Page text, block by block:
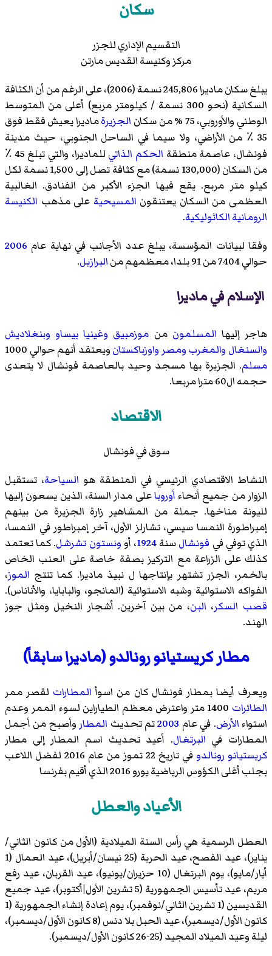
سكان
التقسيم الإداري للجزر
مركز وكنيسة القديس مارتن
يبلغ سكان ماديرا 245,806 نسمة (2006)، على الرغم من أن الكثافة
السكانية (نحو 300 نسمة / كيلومتر مربع) أعلى من المتوسط
الوطني والأوروبي، 75 % من سكان
الجزيرةماديرا يعيش فقط فوق
35 ٪ من الأراضي، ولا سيما في الساحل الجنوبي، حيث مدينة
فونشال، عاصمة منطقة الحكم الذاتي
للماديرا، والتي تبلغ 45 ٪
من السكان (130,000 نسمة) مع كثافة تصل إلى 1,500 نسمة لكل
كيلو متر مربع. يقع فيها الجزء الأكبر من الفنادق. الغالبية
العظمى من السكان يعتنقون المسيحية على مذهب الكنيسة
الرومانية الكاثوليكية.
وفقا لبيانات المؤسسة، يبلغ عدد الأجانب في نهاية عام 2006
حوالي 7404 من 91 بلدا، معظمهم من
البرازيل.
الإسلام في ماديرا
هاجر إليها المسلمون من موزمبيق وغينيا بيساو وبنغلاديش
والسنغال والمغربومصر واوزباكستانويعتقد أنهم حوالي 1000
مسلم. الجزيرة بها مسجد وحيد بالعاصمة فونشال لا يتعدى
حجمه ال60 مترا مربعا.
الاقتصاد
سوق في فونشال
النشاط الاقتصادي الرئيسي في المنطقة هو السياحة، تستقبل
الزوار من جميع أنحاء أوروباعلى مدار السنة، الذين يسعون إليها
لليونة مناخها. جملة من المشاهير زارة الجزيرة من بينهم
إمبراطورة النمسا سيسي، تشارلز الأول، آخر إمبراطور في النمسا،
الذي توفي في فونشالسنة1924، أو ونستون تشرشل. كما تعتمد
كذلك على الزراعة مع التركيز بصفة خاصة على العنب الخاص
بالخمر، الجزر تشتهر بإنتاجها ل نبيذ ماديرا. كما تنتج الموز،
الفواكه الاستوائية وشبه الاستوائية (المانجو، والبابايا، والأناناس).
قصب السكر، البن، من بين آخرين. أشجار النخيل ومثل جوز
الهند.
مطار كريستيانو رونالدو (ماديرا سابقاً)
ويعرف أيضا بمطار فونشال كان من اسوأالمطارات لقصر ممر
الطائرات
1400 متر واعترض معظم الطياراين لسوء الممر وعدم
استواء الأرض. في عام 2003تم تحديث المطار وأصبح من أجمل
المطارات في البرتغال. أعيد تحديث اسم المطار إلى مطار
كريستيانو رونالدو
في تاريخ 22 تموز من عام 2016 لفضل اللاعب
بجلب أغلى الكؤوس الرياضيةيورو 2016 الذي أقيم بفرنسا
الأعياد والعطل
العطل الرسمية هي رأس السنة الميلادية (الأول من كانون الثاني/
يناير)، عيد الفصح، عيد الحرية (25 نيسان/أبريل)، عيد العمال (1
أيار/مايو)، يوم البرتغال (10 حزيران/يونيو)، عيد القربان، عيد رفع
مريم، عيد تأسيس الجمهورية (5 تشرين الأول|أكتوبر)، عيد جميع
القديسين (1 تشرين الثاني/نوفمبر)، يوم إعادة إنشاء الجمهورية (1
كانون الأول/ديسمبر)، عيد الحبل بلا دنس (8 كانون الأول/ديسمبر)،
ليلة وعيد الميلاد المجيد (25-26 كانون الأول/ديسمبر).